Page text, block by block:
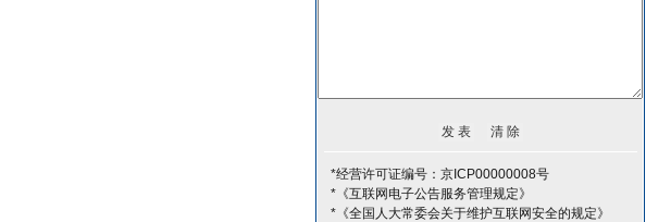
*经营许可证编号：京ICP00000008号
*《互联网电子公告服务管理规定》
*《全国人大常委会关于维护互联网安全的规定》